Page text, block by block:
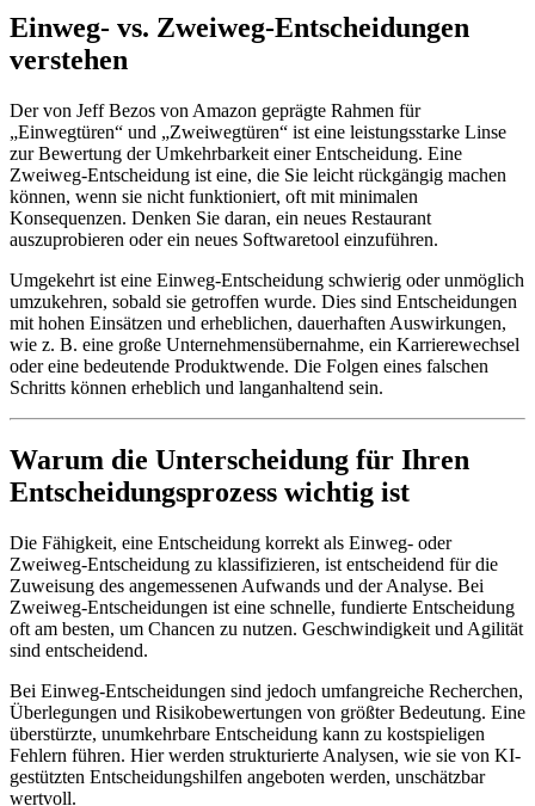
Einweg- vs. Zweiweg-Entscheidungen
verstehen
Der von Jeff Bezos von Amazon geprägte Rahmen für
„Einwegtüren“ und „Zweiwegtüren“ ist eine leistungsstarke Linse
zur Bewertung der Umkehrbarkeit einer Entscheidung. Eine
Zweiweg-Entscheidung ist eine, die Sie leicht rückgängig machen
können, wenn sie nicht funktioniert, oft mit minimalen
Konsequenzen. Denken Sie daran, ein neues Restaurant
auszuprobieren oder ein neues Softwaretool einzuführen.
Umgekehrt ist eine Einweg-Entscheidung schwierig oder unmöglich
umzukehren, sobald sie getroffen wurde. Dies sind Entscheidungen
mit hohen Einsätzen und erheblichen, dauerhaften Auswirkungen,
wie z. B. eine große Unternehmensübernahme, ein Karrierewechsel
oder eine bedeutende Produktwende. Die Folgen eines falschen
Schritts können erheblich und langanhaltend sein.
Warum die Unterscheidung für Ihren
Entscheidungsprozess wichtig ist
Die Fähigkeit, eine Entscheidung korrekt als Einweg- oder
Zweiweg-Entscheidung zu klassifizieren, ist entscheidend für die
Zuweisung des angemessenen Aufwands und der Analyse. Bei
Zweiweg-Entscheidungen ist eine schnelle, fundierte Entscheidung
oft am besten, um Chancen zu nutzen. Geschwindigkeit und Agilität
sind entscheidend.
Bei Einweg-Entscheidungen sind jedoch umfangreiche Recherchen,
Überlegungen und Risikobewertungen von größter Bedeutung. Eine
überstürzte, unumkehrbare Entscheidung kann zu kostspieligen
Fehlern führen. Hier werden strukturierte Analysen, wie sie von KI-
gestützten Entscheidungshilfen angeboten werden, unschätzbar
wertvoll.